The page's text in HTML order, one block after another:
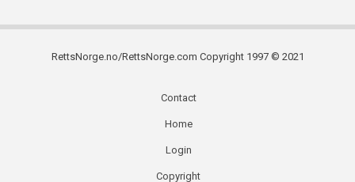
RettsNorge.no/RettsNorge.com Copyright 1997 © 2021
Contact
Home
Login
Copyright